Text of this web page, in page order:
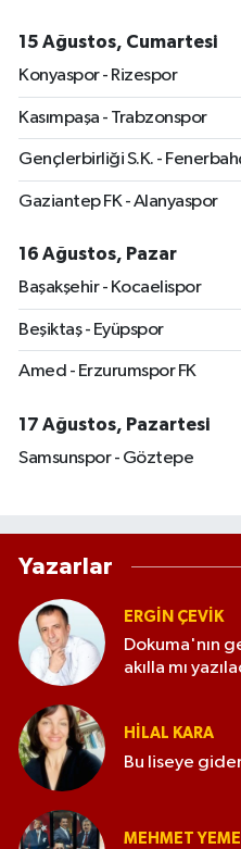
15 Ağustos, Cumartesi
Konyaspor - Rizespor
Kasımpaşa - Trabzonspor
Gençlerbirliği S.K. -
Gaziantep FK - Alanyaspor
16 Ağustos, Pazar
Başakşehir - Kocaelispor
Beşiktaş - Eyüpspor
Amed - Erzurumspor FK
17 Ağustos, Pazartesi
Samsunspor - Göztepe
Yazarlar
ERGIN ÇEVİK
Dokuma'nın
akılla mı
HILAL KARA
Bu liseye
MEHMET